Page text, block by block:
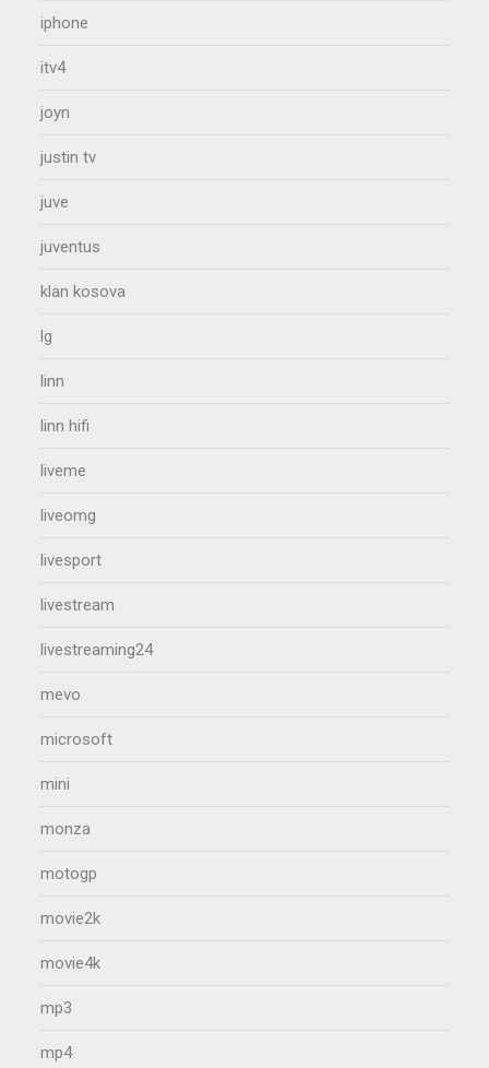
iphone
itv4
joyn
justin tv
juve
juventus
klan kosova
lg
linn
linn hifi
liveme
liveomg
livesport
livestream
livestreaming24
mevo
microsoft
mini
monza
motogp
movie2k
movie4k
mp3
mp4